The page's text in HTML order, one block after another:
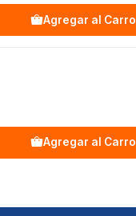
Agregar al Carro
Agregar al Carro